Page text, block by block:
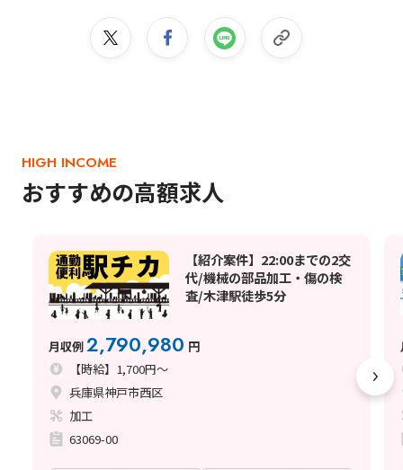
HIGH INCOME
おすすめの高額求人
【紹介案件】22:00までの2交
代/機械の部品加工・傷の検
査/木津駅徒歩5分
月収例2,790,980 円
【時給】1,700円～
兵庫県神戸市西区
加工
63069-00